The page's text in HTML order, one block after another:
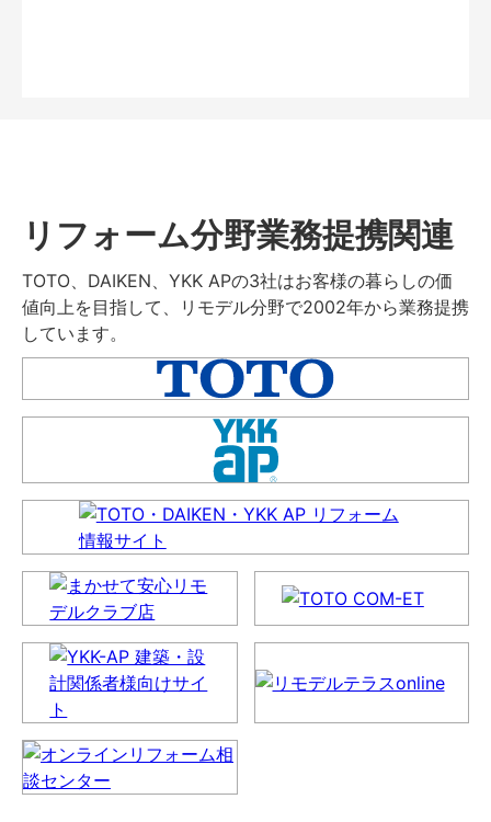
リフォーム分野業務提携関連
TOTO、DAIKEN、YKK APの3社はお客様の暮らしの価
値向上を目指して、リモデル分野で2002年から業務提携
しています。